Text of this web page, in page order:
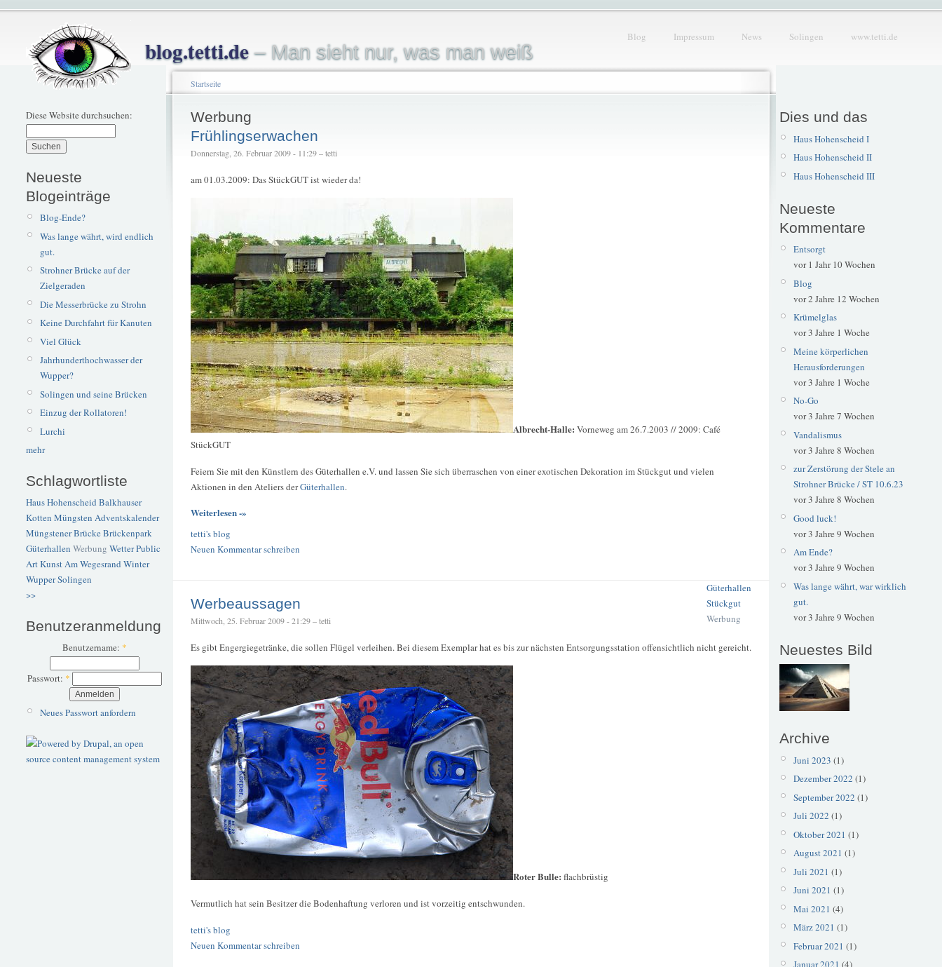
blog.tetti.de– Man sieht nur, was man weiß
Blog Impressum News Solingen www.tetti.de
Diese Website durchsuchen:
Neueste
Blogeinträge
Blog-Ende?
Was lange währt, wird endlich
gut.
Strohner Brücke auf der
Zielgeraden
Die Messerbrücke zu Strohn
Keine Durchfahrt für Kanuten
Viel Glück
Jahrhunderthochwasser der
Wupper?
Solingen und seine Brücken
Einzug der Rollatoren!
Lurchi
mehr
Schlagwortliste
Haus Hohenscheid Balkhauser
Kotten Müngsten Adventskalender
Müngstener BrückeBrückenpark
Güterhallen Werbung WetterPublic
ArtKunstAm Wegesrand Winter
WupperSolingen
>>
Benutzeranmeldung
Benutzername: *
Passwort: *
Neues Passwort anfordern
Startseite
Werbung
Frühlingserwachen
Donnerstag, 26. Februar 2009 - 11:29 – tetti
am 01.03.2009: Das StückGUT ist wieder da!
Albrecht-Halle: Vorneweg am 26.7.2003 // 2009: Café
StückGUT
Feiern Sie mit den Künstlern des Güterhallen e.V. und lassen Sie sich überraschen von einer exotischen Dekoration im Stückgut und vielen
Aktionen in den Ateliers derGüterhallen.
Weiterlesen -»
tetti's blog
Neuen Kommentar schreiben
Güterhallen
Stückgut
Werbung
Werbeaussagen
Mittwoch, 25. Februar 2009 - 21:29 – tetti
Es gibt Engergiegetränke, die sollen Flügel verleihen. Bei diesem Exemplar hat es bis zur nächsten Entsorgungsstation offensichtlich nicht gereicht.
Roter Bulle: flachbrüstig
Vermutlich hat sein Besitzer die Bodenhaftung verloren und ist vorzeitig entschwunden.
tetti's blog
Neuen Kommentar schreiben
Dies und das
Haus Hohenscheid I
Haus Hohenscheid II
Haus Hohenscheid III
Neueste
Kommentare
Entsorgt
vor 1 Jahr 10 Wochen
Blog
vor 2 Jahre 12 Wochen
Krümelglas
vor 3 Jahre 1 Woche
Meine körperlichen
Herausforderungen
vor 3 Jahre 1 Woche
No-Go
vor 3 Jahre 7 Wochen
Vandalismus
vor 3 Jahre 8 Wochen
zur Zerstörung der Stele an
Strohner Brücke / ST 10.6.23
vor 3 Jahre 8 Wochen
Good luck!
vor 3 Jahre 9 Wochen
Am Ende?
vor 3 Jahre 9 Wochen
Was lange währt, war wirklich
gut.
vor 3 Jahre 9 Wochen
Neuestes Bild
Archive
Juni 2023 (1)
Dezember 2022 (1)
September 2022 (1)
Juli 2022 (1)
Oktober 2021 (1)
August 2021 (1)
Juli 2021 (1)
Juni 2021 (1)
Mai 2021 (4)
März 2021 (1)
Februar 2021 (1)
Januar 2021 (4)